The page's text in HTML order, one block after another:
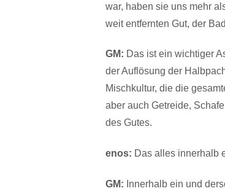
war, haben sie uns mehr
weit entfernten Gut, der
GM: Das ist ein wichtiger
der Auflösung der
Mischkultur, die die
aber auch Getreide,
des Gutes.
enos: Das alles innerhalb
GM: Innerhalb ein und